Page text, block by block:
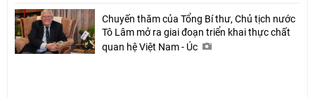
Chuyến thăm của Tổng Bí thư, Chủ tịch nước
Tô Lâm mở ra giai đoạn triển khai thực chất
quan hệ Việt Nam - Úc